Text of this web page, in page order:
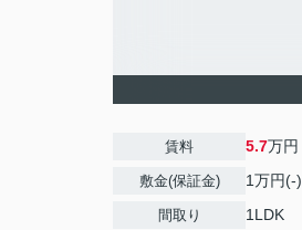
賃料 5.7万円
敷金(保証金) 1万円(-)
間取り 1LDK